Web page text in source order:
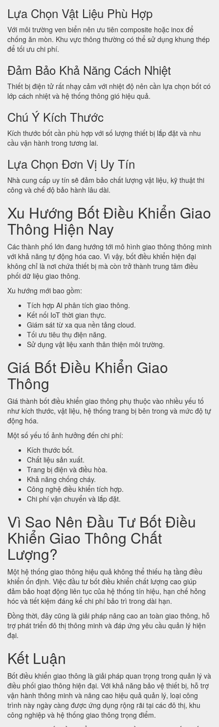
Lựa Chọn Vật Liệu Phù Hợp
Với môi trường ven biển nên ưu tiên composite hoặc inox để
chống ăn mòn. Khu vực thông thường có thể sử dụng khung thép
để tối ưu chi phí.
Đảm Bảo Khả Năng Cách Nhiệt
Thiết bị điện tử rất nhạy cảm với nhiệt độ nên cần lựa chọn bốt có
lớp cách nhiệt và hệ thống thông gió hiệu quả.
Chú Ý Kích Thước
Kích thước bốt cần phù hợp với số lượng thiết bị lắp đặt và nhu
cầu vận hành trong tương lai.
Lựa Chọn Đơn Vị Uy Tín
Nhà cung cấp uy tín sẽ đảm bảo chất lượng vật liệu, kỹ thuật thi
công và chế độ bảo hành lâu dài.
Xu Hướng Bốt Điều Khiển Giao
Thông Hiện Nay
Các thành phố lớn đang hướng tới mô hình giao thông thông minh
với khả năng tự động hóa cao. Vì vậy, bốt điều khiển hiện đại
không chỉ là nơi chứa thiết bị mà còn trở thành trung tâm điều
phối dữ liệu giao thông.
Xu hướng mới bao gồm:
Tích hợp AI phân tích giao thông.
Kết nối IoT thời gian thực.
Giám sát từ xa qua nền tảng cloud.
Tối ưu tiêu thụ điện năng.
Sử dụng vật liệu xanh thân thiện môi trường.
Giá Bốt Điều Khiển Giao
Thông
Giá thành bốt điều khiển giao thông phụ thuộc vào nhiều yếu tố
như kích thước, vật liệu, hệ thống trang bị bên trong và mức độ tự
động hóa.
Một số yếu tố ảnh hưởng đến chi phí:
Kích thước bốt.
Chất liệu sản xuất.
Trang bị điện và điều hòa.
Khả năng chống cháy.
Công nghệ điều khiển tích hợp.
Chi phí vận chuyển và lắp đặt.
Vì Sao Nên Đầu Tư Bốt Điều
Khiển Giao Thông Chất
Lượng?
Một hệ thống giao thông hiệu quả không thể thiếu hạ tầng điều
khiển ổn định. Việc đầu tư bốt điều khiển chất lượng cao giúp
đảm bảo hoạt động liên tục của hệ thống tín hiệu, hạn chế hỏng
hóc và tiết kiệm đáng kể chi phí bảo trì trong dài hạn.
Đồng thời, đây cũng là giải pháp nâng cao an toàn giao thông, hỗ
trợ phát triển đô thị thông minh và đáp ứng yêu cầu quản lý hiện
đại.
Kết Luận
Bốt điều khiển giao thông là giải pháp quan trọng trong quản lý và
điều phối giao thông hiện đại. Với khả năng bảo vệ thiết bị, hỗ trợ
vận hành thông minh và nâng cao hiệu quả quản lý, loại công
trình này ngày càng được ứng dụng rộng rãi tại các đô thị, khu
công nghiệp và hệ thống giao thông trọng điểm.